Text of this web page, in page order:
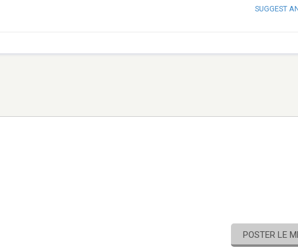
SUGGEST
POSTER LE